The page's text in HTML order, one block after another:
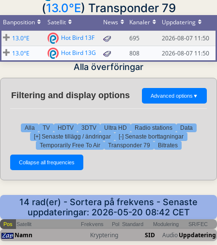
(13.0°E) Transponder 79
Banposition Satellit News Kanaler
Uppdatering
13.0°E
Hot Bird 13F 695
2026-08-07 11:50
13.0°E
Hot Bird 13G 808 2026-08-07 11:50
Alla överföringar
Filtering and display options Advanced options ▼
Alla TV HDTV 3DTV Ultra HD Radio stations
Data
[+] Senaste tillägg / ändringar
[-] Senaste borttagningar
Temporarily Free To Air
Transponder 79 Bitrates
14 rad(er) - Sortera på frekvens - Senaste
uppdateringar: 2026-05-20 08:42 CET
Pos Satellit Frekvens Pol Standard Modulering SR/FEC
Namn Kryptering SID AudioUppdatering